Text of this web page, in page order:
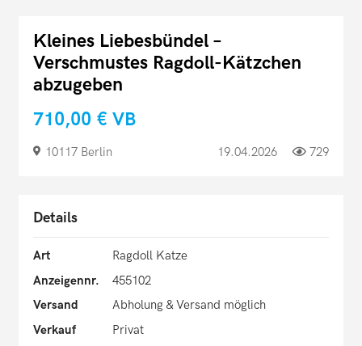
Kleines Liebesbündel –
Verschmustes Ragdoll-Kätzchen
abzugeben
710,00 € VB
10117 Berlin 19.04.2026 729
Details
Art
Ragdoll Katze
Anzeigennr.
455102
Versand
Abholung & Versand möglich
Verkauf
Privat